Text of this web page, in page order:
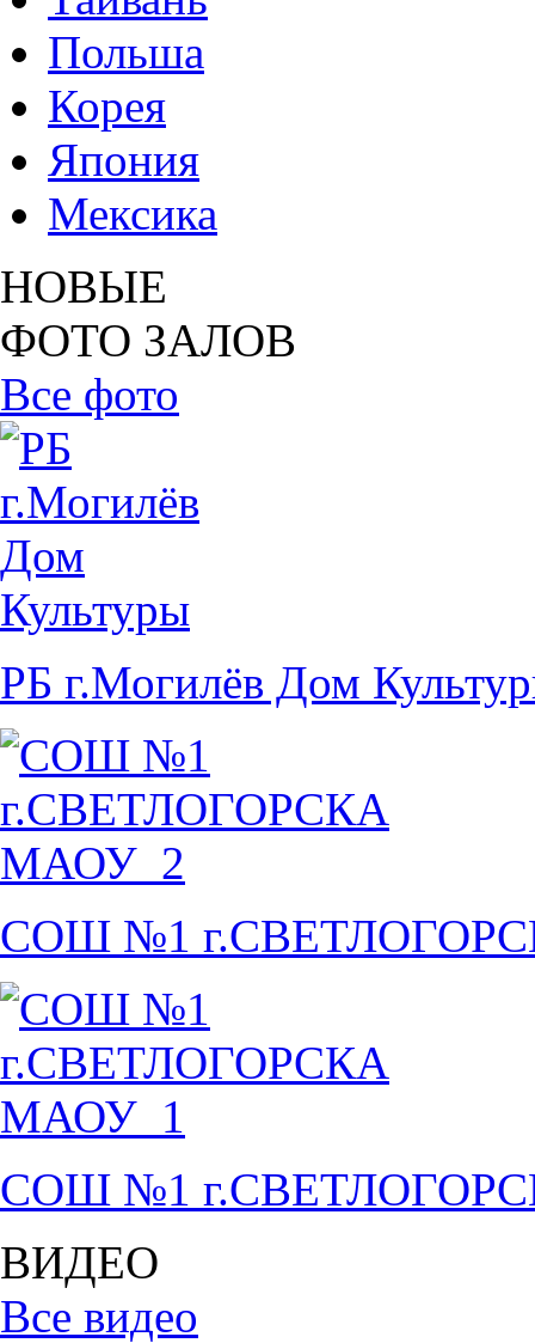
Польша
Корея
Япония
Мексика
НОВЫЕ
ФОТО ЗАЛОВ
Все фото
РБ г.Могилёв Дом
СОШ №1
СОШ №1
ВИДЕО
Все видео